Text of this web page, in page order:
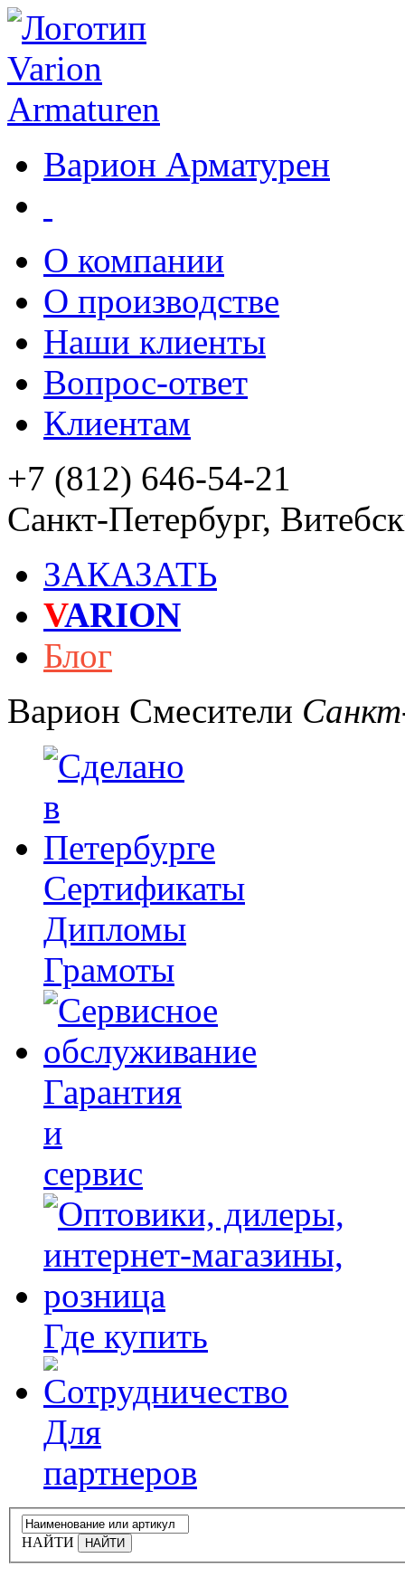
Варион Арматурен
О компании
О производстве
Наши клиенты
Вопрос-ответ
Клиентам
+7 (812) 646-54-21
Санкт-Петербург,
ЗАКАЗАТЬ
VARION
Блог
Варион Смесители
Сертификаты
Дипломы
Грамоты
Гарантия
и
сервис
Где купить
Для
партнеров
НАЙТИ